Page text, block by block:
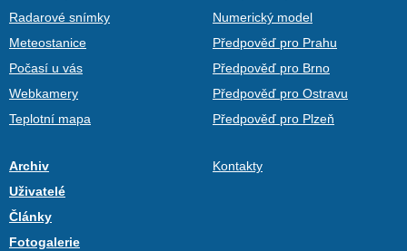
Radarové snímky
Meteostanice
Počasí u vás
Webkamery
Teplotní mapa
Numerický model
Předpověď pro Prahu
Předpověď pro Brno
Předpověď pro Ostravu
Předpověď pro Plzeň
Archiv
Uživatelé
Články
Fotogalerie
Kontakty